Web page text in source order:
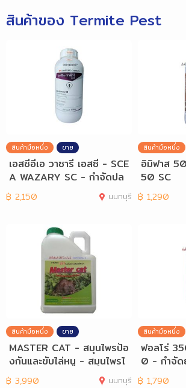
สินค้าของ Termite Pest
สินค้ามือหนึ่ง ขาย
เอสซีอีเอ วาซารี เอสซี - SCE
A WAZARY SC - กำจัดปล
วก
฿ 2,150 นนทบุรี
สินค้ามือหนึ่ง
อิมิฟาส
50 SC
฿ 1,290
สินค้ามือหนึ่ง ขาย
MASTER CAT - สมุนไพรป้อ
งกันและขับไล่หนู - สมุนไพรไ
ล่หนู - R
฿ 3,990 นนทบุรี
สินค้ามือหนึ่ง
ฟอลโร่
0 - กำจัด
งวัน แมลงฯ
฿ 1,790